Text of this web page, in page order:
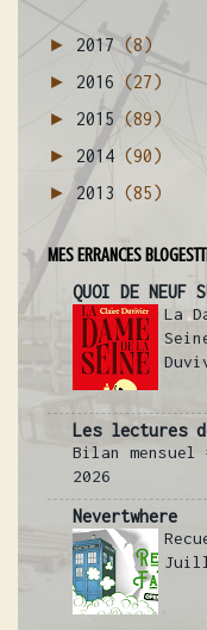
► 2017 (8)
► 2016 (27)
► 2015 (89)
► 2014 (90)
► 2013 (85)
MES ERRANCES
QUOI DE NEUF
La
Les lectures
Bilan
2026
Nevertwhere